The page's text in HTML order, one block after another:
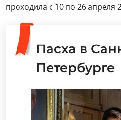
проходила с 10 по 26 апреля
Пасха в
Петербурге